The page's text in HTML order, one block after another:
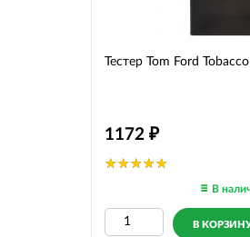
Тестер Tom Ford
1172
В
В